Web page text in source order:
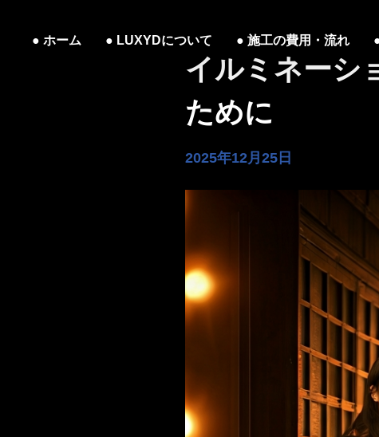
ホーム LUXYDについて 施工の費用・流れ
イルミネーシ
ために
2025年12月25日